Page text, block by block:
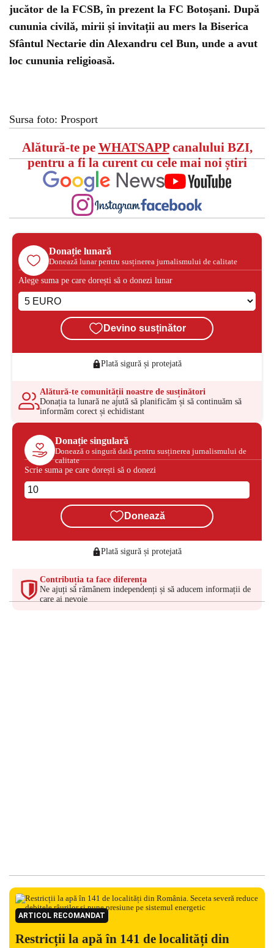
jucător de la FCSB, în prezent la FC Botoșani. După
cununia civilă, mirii și invitații au mers la Biserica
Sfântul Nectarie din Alexandru cel Bun, unde a avut
loc cununia religioasă.
Sursa foto: Prosport
Alătură-te pe WHATSAPPcanalului BZI,
pentru a fi la curent cu cele mai noi știri
Donație lunară
Donează lunar pentru susținerea jurnalismului de calitate
Alege suma pe care dorești să o donezi lunar
Devino susținător
Plată sigură și protejată
Alătură-te comunității noastre de susținători
Donația ta lunară ne ajută să planificăm și să continuăm să
informăm corect și echidistant
Donație singulară
Donează o singură dată pentru susținerea jurnalismului de
calitate
Scrie suma pe care dorești să o donezi
Donează
Plată sigură și protejată
Contribuția ta face diferența
Ne ajuți să rămânem independenți și să aducem informații de
care ai nevoie
ARTICOL RECOMANDAT
Restricții la apă în 141 de localități din